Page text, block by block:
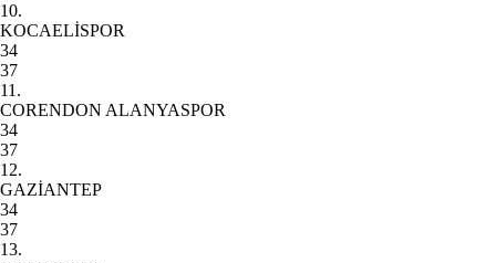
10.
KOCAELİSPOR
34
37
11.
CORENDON ALANYASPOR
34
37
12.
GAZİANTEP
34
37
13.